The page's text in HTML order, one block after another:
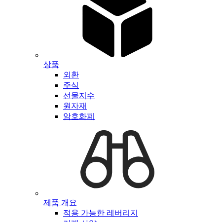
상품
외환
주식
선물지수
원자재
암호화폐
제품 개요
적용 가능한 레버리지